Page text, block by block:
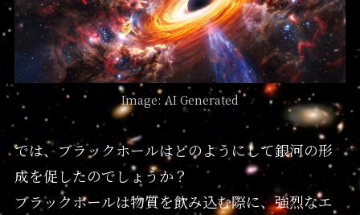
Image: AI Generated
では、ブラックホールはどのようにして銀河の形
成を促したのでしょうか？
ブラックホールは物質を飲み込む際に、強烈なエ